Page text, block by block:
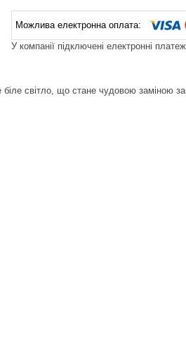
У компанії підключені електронні
біле світло, що стане чудовою заміною